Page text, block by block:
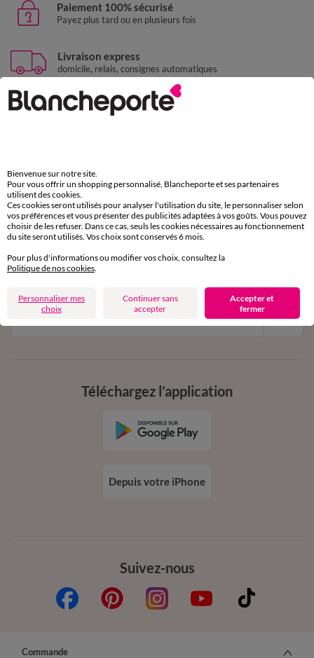
Paiement 100% sécurisé
Payez plus tard ou en plusieurs fois
Livraison express
domicile, relais, consignes automatiques
Retours gratuits
sous 30 jours avec Mondial Relay uniquement
de 8h00 à 20h00 du lundi au samedi
11€ Offerts
Suivez-nous
Téléchargez l’application
Depuis votre iPhone
Commande
Bienvenue sur notre site.
Pour vous offrir un shopping personnalisé, Blancheporte et ses partenaires
utilisent des cookies.
Ces cookies seront utilisés pour analyser l'utilisation du site, le personnaliser selon
vos préférences et vous présenter des publicités adaptées à vos goûts. Vous pouvez
choisir de les refuser. Dans ce cas, seuls les cookies nécessaires au fonctionnement
du site seront utilisés. Vos choix sont conservés 6 mois.
Pour plus d'informations ou modifier vos choix, consultez la
Politique de nos cookies.
Personnaliser mes
choix
Continuer sans
accepter
Accepter et
fermer